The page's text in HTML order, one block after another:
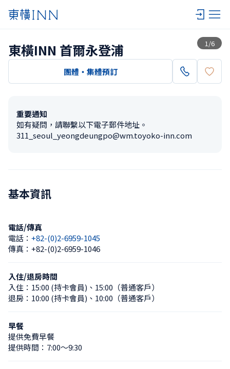
1 /6
查看一覽
東橫INN 首爾永登浦
團體・集體預訂
重要通知
如有疑問，請聯繫以下電子郵件地址。
311_seoul_yeongdeungpo@wm.toyoko-inn.com
基本資訊
電話/傳真
電話： +82-(0)2-6959-1045
傳真： +82-(0)2-6959-1046
入住/退房時間
入住： 15:00 (持卡會員) 、 15:00（普通客戶）
退房： 10:00 (持卡會員) 、 10:00（普通客戶）
早餐
提供免費早餐
提供時間：7:00〜9:30